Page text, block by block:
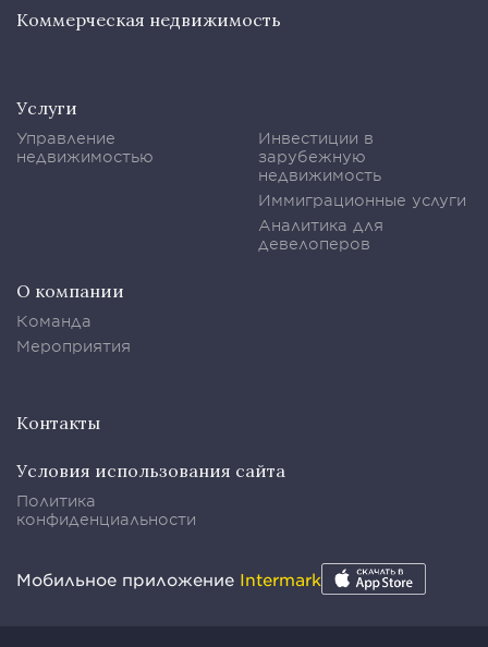
Коммерческая недвижимость
Услуги
Управление
недвижимостью
Инвестиции в
зарубежную
недвижимость
Иммиграционные услуги
Аналитика для
девелоперов
О компании
Команда
Мероприятия
Контакты
Условия использования сайта
Политика
конфиденциальности
Мобильное приложение Intermark